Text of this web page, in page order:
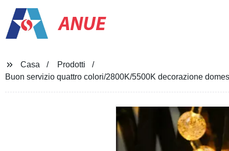
ANUE
Casa
Prodotti
Buon servizio quattro colori/2800K/5500K decorazione